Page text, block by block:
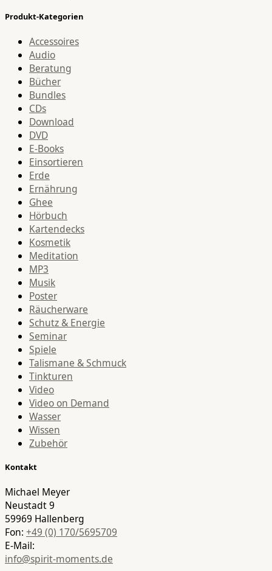
Produkt-Kategorien
Accessoires
Audio
Beratung
Bücher
Bundles
CDs
Download
DVD
E-Books
Einsortieren
Erde
Ernährung
Ghee
Hörbuch
Kartendecks
Kosmetik
Meditation
MP3
Musik
Poster
Räucherware
Schutz & Energie
Seminar
Spiele
Talismane & Schmuck
Tinkturen
Video
Video on Demand
Wasser
Wissen
Zubehör
Kontakt
Michael Meyer
Neustadt 9
59969 Hallenberg
Fon: +49 (0) 170/5695709
E-Mail:
info@spirit-moments.de